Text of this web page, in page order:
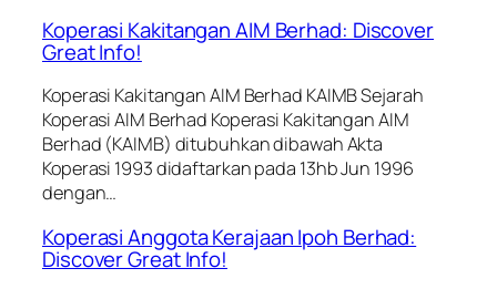
Koperasi Kakitangan AIM Berhad: Discover
Great Info!
Koperasi Kakitangan AIM Berhad KAIMB Sejarah
Koperasi AIM Berhad Koperasi Kakitangan AIM
Berhad (KAIMB) ditubuhkan dibawah Akta
Koperasi 1993 didaftarkan pada 13hb Jun 1996
dengan…
Koperasi Anggota Kerajaan Ipoh Berhad:
Discover Great Info!